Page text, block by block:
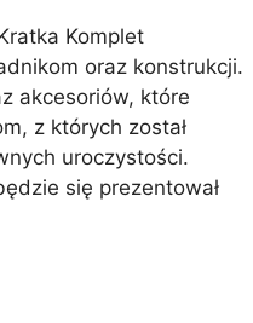
Komplet
oraz konstrukcji.
akcesoriów, które
z których został
uroczystości.
się prezentował